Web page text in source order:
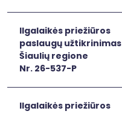
Ilgalaikės priežiūros
paslaugų užtikrinimas
Šiaulių regione
Nr. 26-537-P
Ilgalaikės priežiūros